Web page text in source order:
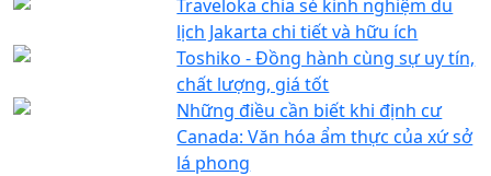
Traveloka chia sẻ kinh nghiệm du
lịch Jakarta chi tiết và hữu ích
Toshiko - Đồng hành cùng sự uy tín,
chất lượng, giá tốt
Những điều cần biết khi định cư
Canada: Văn hóa ẩm thực của xứ sở
lá phong